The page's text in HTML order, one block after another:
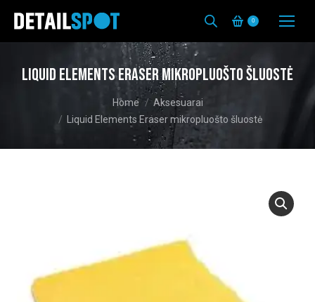
0
Liquid Elements Eraser mikropluošto šluostė
Home
Aksesuarai
Liquid Elements Eraser mikropluošto šluostė